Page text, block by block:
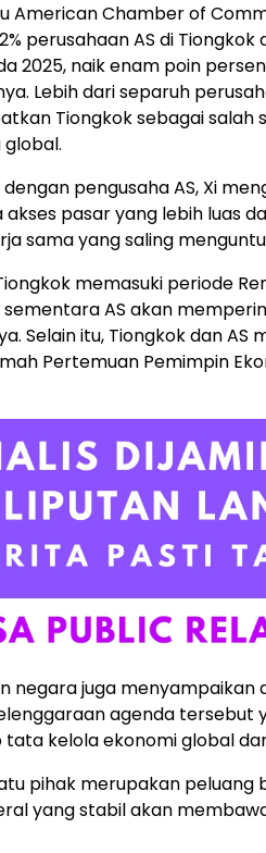
American Chamber of
perusahaan AS di
2025, naik enam poin
Lebih dari separuh
Tiongkok sebagai salah
pengusaha AS, Xi
pasar yang lebih luas
sama yang saling
memasuki periode
sementara AS akan
Selain itu, Tiongkok dan AS
Pertemuan Pemimpin
negara juga menyampaikan
agenda tersebut
kelola ekonomi global
pihak merupakan peluang
yang stabil akan